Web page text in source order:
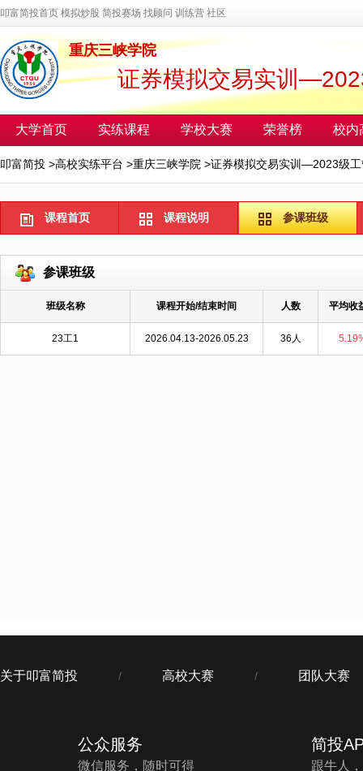
叩富简投首页 模拟炒股 简投赛场 找顾问 训练营 社区
重庆三峡学院
证券模拟交易实训
大学首页 实练课程 学校大赛 荣誉榜 校内
叩富简投 >高校实练平台 >重庆三峡学院 >证券模拟交易实训—2023级
课程首页 课程说明 参课班级
参课班级
班级名称 课程开始/结束时间 人数 平均收
23工1 2026.04.13-2026.05.23 36人
关于叩富简投 / 高校大赛 / 团队大赛
公众服务
微信服务，随时可得
简投
跟牛人